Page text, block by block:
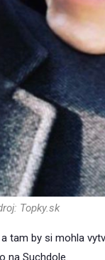
Topky.sk
tam by si mohla
na Suchdole.